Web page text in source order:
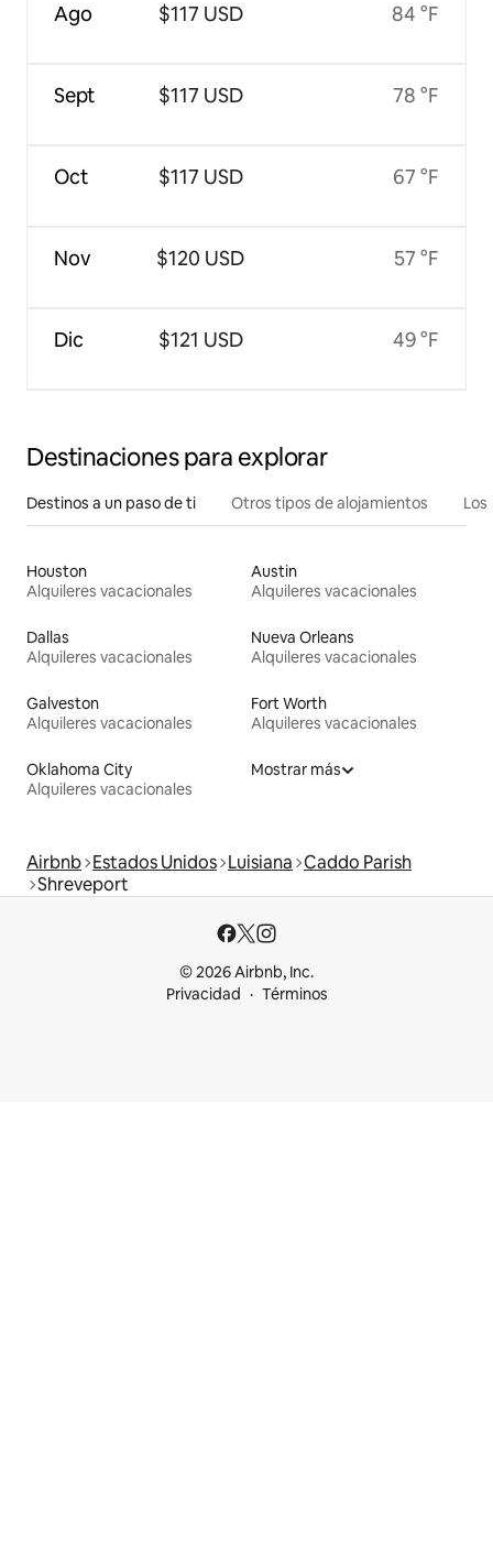
Ago
Sept
Oct
Nov
Dic
$117 USD
$117 USD
$117 USD
$120 USD
$121 USD
84 °F
78 °F
67 °F
57 °F
49 °F
Destinaciones para explorar
Destinos a un paso de ti Otros tipos de alojamientos
Houston
Alquileres vacacionales
Austin
Alquileres vacacionales
Dallas
Alquileres vacacionales
Nueva Orleans
Alquileres vacacionales
Galveston
Alquileres vacacionales
Fort Worth
Alquileres vacacionales
Oklahoma City
Alquileres vacacionales
Mostrar más
Airbnb Estados Unidos Luisiana Caddo Parish
Shreveport
© 2026 Airbnb, Inc.
Privacidad
Términos